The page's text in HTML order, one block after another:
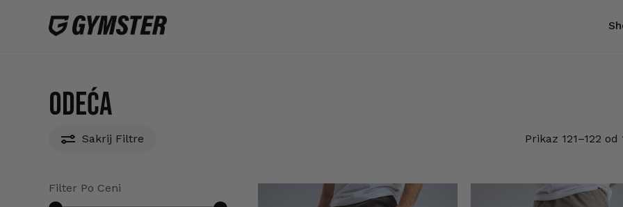
Odeća
Sakrij Filtre Prikaz 121–122
Filter Po Ceni